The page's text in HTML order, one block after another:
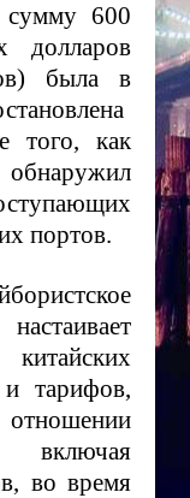
сумму 600
долларов
была в
того, как
портов.
и тарифов,
включая
во время